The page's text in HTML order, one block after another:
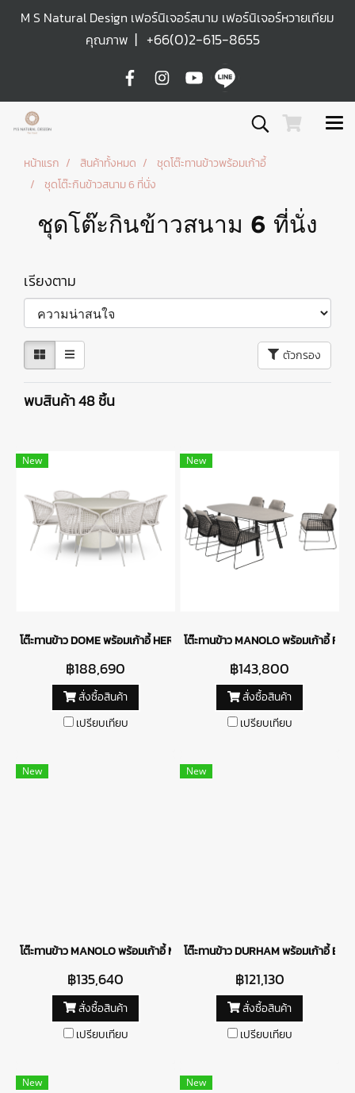
M S Natural Design เฟอร์นิเจอร์สนาม เฟอร์นิเจอร์หวายเทียม
คุณภาพ | +66(0)2-615-8655
หน้าแรก สินค้าทั้งหมด
ชุดโต๊ะทานข้าวพร้อมเก้าอี้
ชุดโต๊ะกินข้าวสนาม 6 ที่นั่ง
ชุดโต๊ะกินข้าวสนาม 6 ที่นั่ง
เรียงตาม
ตัวกรอง
พบสินค้า 48 ชิ้น
New
โต๊ะทานข้าว DOME พร้อมเก้าอี้ HERA
฿188,690
สั่งซื้อสินค้า
เปรียบเทียบ
New
โต๊ะทานข้าว MANOLO พร้อมเก้าอี้
฿143,800
สั่งซื้อสินค้า
เปรียบเทียบ
New
โต๊ะทานข้าว MANOLO พร้อมเก้าอี้ MANITOBA
฿135,640
สั่งซื้อสินค้า
เปรียบเทียบ
New
โต๊ะทานข้าว DURHAM พร้อมเก้าอี้
฿121,130
สั่งซื้อสินค้า
เปรียบเทียบ
New New